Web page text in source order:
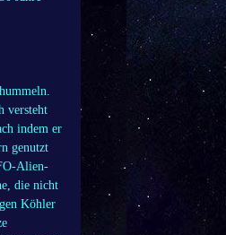
versteht
indem er
genutzt
Alien-
die nicht
Köhler